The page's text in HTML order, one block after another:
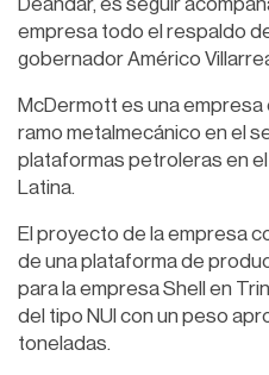
Deándar, es seguir
empresa todo el respaldo
gobernador Américo
McDermott es una empresa
ramo metalmecánico en el
plataformas petroleras en
Latina.
El proyecto de la empresa
de una plataforma de
para la empresa Shell en
del tipo NUI con un peso
toneladas.